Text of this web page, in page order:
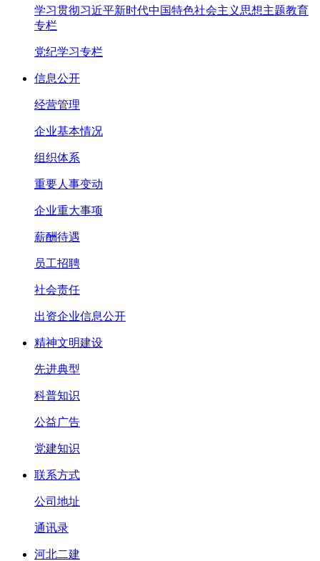
学习贯彻习近平新时代中国特色社会主义思想主题教育
专栏
党纪学习专栏
信息公开
经营管理
企业基本情况
组织体系
重要人事变动
企业重大事项
薪酬待遇
员工招聘
社会责任
出资企业信息公开
精神文明建设
先进典型
科普知识
公益广告
党建知识
联系方式
公司地址
通讯录
河北二建